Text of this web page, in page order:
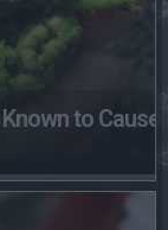
to Cause